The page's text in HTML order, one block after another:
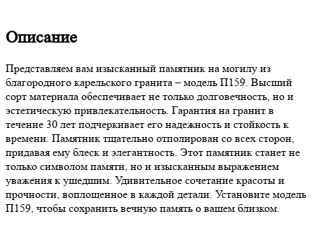
Описание
Представляем вам изысканный памятник на могилу из
благородного карельского гранита – модель П159. Высший
сорт материала обеспечивает не только долговечность, но и
эстетическую привлекательность. Гарантия на гранит в
течение 30 лет подчеркивает его надежность и стойкость к
времени. Памятник тщательно отполирован со всех сторон,
придавая ему блеск и элегантность. Этот памятник станет не
только символом памяти, но и изысканным выражением
уважения к ушедшим. Удивительное сочетание красоты и
прочности, воплощенное в каждой детали. Установите модель
П159, чтобы сохранить вечную память о вашем близком.